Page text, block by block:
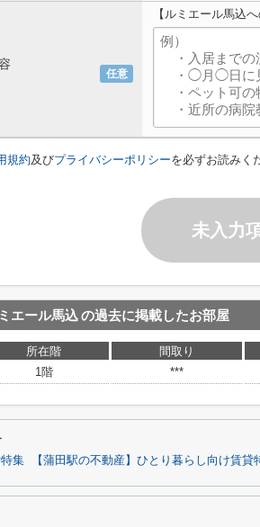
任意
【ルミエール馬込
規約及びプライバシーポリシーを必ずお読みく
未入力
エール馬込の過去に掲載したお部屋
所在階 間取り
1階
***
集 【蒲田駅の不動産】ひとり暮らし向け賃貸